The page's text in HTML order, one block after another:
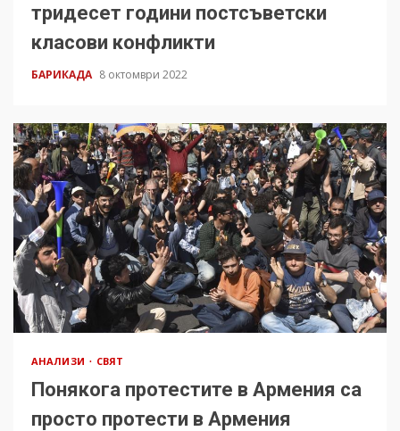
тридесет години постсъветски
класови конфликти
БАРИКАДА 8 октомври 2022
АНАЛИЗИ СВЯТ
Понякога протестите в Армения са
просто протести в Армения